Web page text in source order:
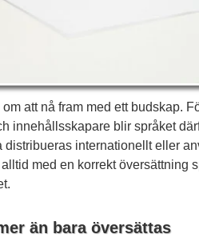
att nå fram med ett budskap.
innehållsskapare blir språket
distribueras internationellt eller
med en korrekt översättning
än bara översättas